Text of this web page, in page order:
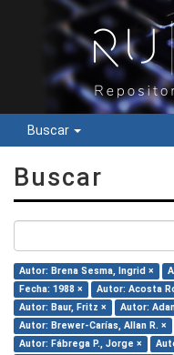
Buscar
Buscar
Autor: Brena Sesma, Ingrid ×
Fecha: 1988 ×
Autor: Acosta
Autor: Baur, Fritz ×
Autor:
Autor: Brewer-Carías, Allan R. ×
Autor: Fábrega P., Jorge ×